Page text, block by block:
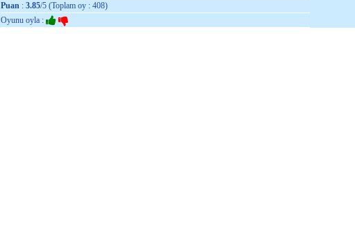
Puan : 3.85/5 (Toplam oy : 408)
Oyunu oyla :